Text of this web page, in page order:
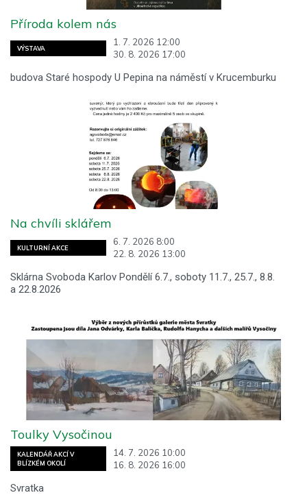
VÝSTAVA
1. 7. 2026 12:00
30. 8. 2026 17:00
Příroda kolem nás
budova Staré hospody U Pepina na náměstí v Krucemburku
KULTURNÍ AKCE
6. 7. 2026 8:00
22. 8. 2026 13:00
Na chvíli sklářem
Sklárna Svoboda Karlov Pondělí 6.7., soboty 11.7., 25.7., 8.8.
a 22.8.2026
KALENDÁŘ AKCÍ V
BLÍZKÉM OKOLÍ
14. 7. 2026 10:00
16. 8. 2026 16:00
Toulky Vysočinou
Svratka